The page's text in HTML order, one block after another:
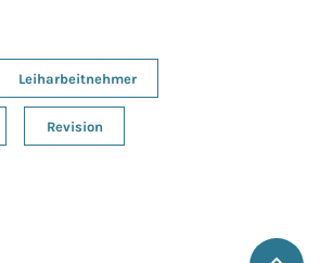
Leiharbeitnehmer
Revision